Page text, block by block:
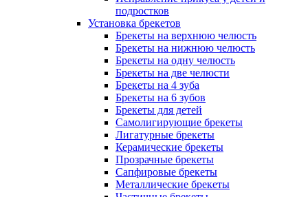
подростков
Установка брекетов
Брекеты на верхнюю челюсть
Брекеты на нижнюю челюсть
Брекеты на одну челюсть
Брекеты на две челюсти
Брекеты на 4 зуба
Брекеты на 6 зубов
Брекеты для детей
Самолигирующие брекеты
Лигатурные брекеты
Керамические брекеты
Прозрачные брекеты
Сапфировые брекеты
Металлические брекеты